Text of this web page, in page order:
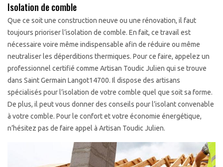
Isolation de comble
Que ce soit une construction neuve ou une rénovation, il faut
toujours prioriser l’isolation de comble. En fait, ce travail est
nécessaire voire même indispensable afin de réduire ou même
neutraliser les déperditions thermiques. Pour ce faire, appelez un
professionnel certifié comme Artisan Toudic Julien qui se trouve
dans Saint Germain Langot14700. Il dispose des artisans
spécialisés pour l’isolation de votre comble quel que soit sa forme.
De plus, il peut vous donner des conseils pour l’isolant convenable
à votre comble. Pour le confort et votre économie énergétique,
n’hésitez pas de faire appel à Artisan Toudic Julien.